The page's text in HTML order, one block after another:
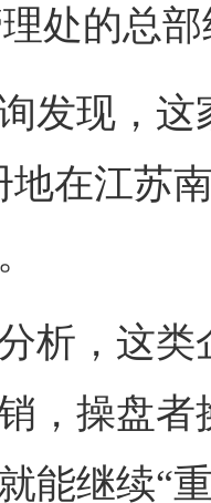
处的总
发现，这
地在江苏
析，这
，操盘
能继续“